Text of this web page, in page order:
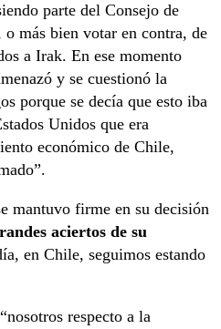
parte del Consejo de
más bien votar en contra, de
a Irak. En ese momento
y se cuestionó la
porque se decía que esto iba
Unidos que era
económico de Chile,
mantuvo firme en su decisión
aciertos de su
en Chile, seguimos estando
respecto a la